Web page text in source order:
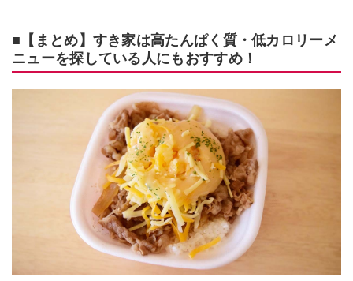
■【まとめ】すき家は高たんぱく質・低カロリーメ
ニューを探している人にもおすすめ！